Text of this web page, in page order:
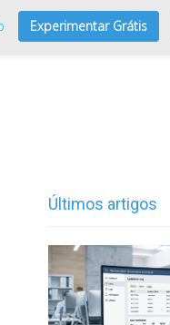
Experimentar Grátis
Últimos artigos